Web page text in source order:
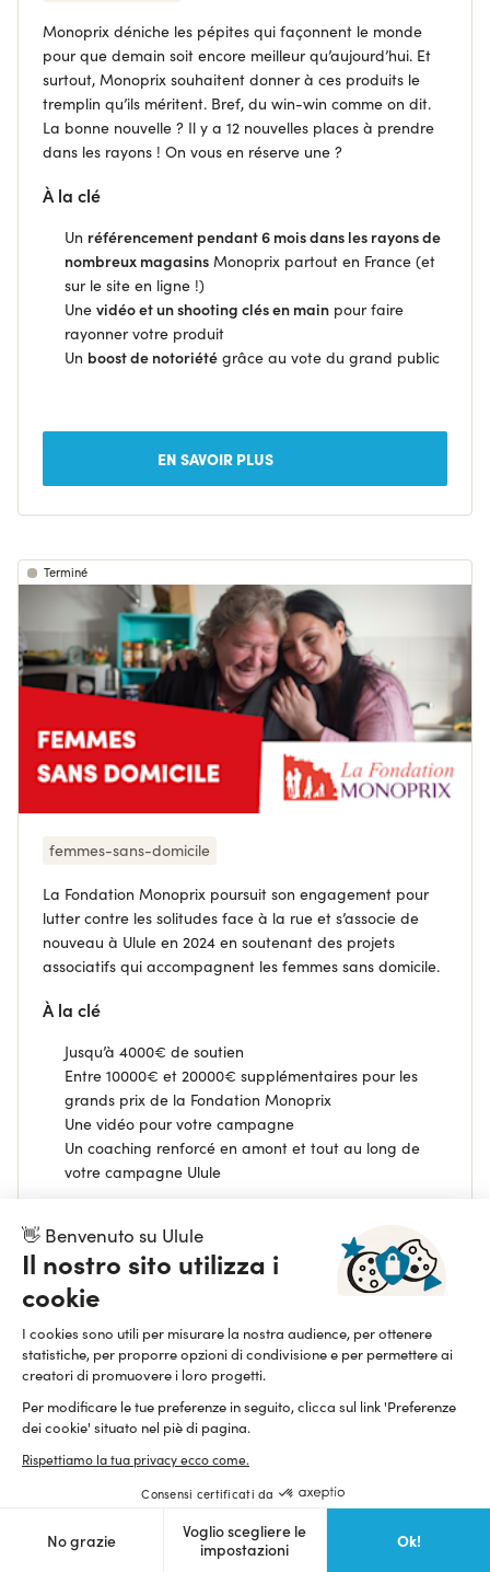
👋 Benvenuto su Ulule
Il nostro sito utilizza i
cookie
I cookies sono utili per misurare la nostra audience, per ottenere
statistiche, per proporre opzioni di condivisione e per permettere ai
creatori di promuovere i loro progetti.
Per modificare le tue preferenze in seguito, clicca sul link 'Preferenze
dei cookie' situato nel piè di pagina.
Rispettiamo la tua privacy ecco come.
Consensi certificati da
No grazie
Voglio scegliere le
impostazioni
Ok!
Monoprix déniche les pépites qui façonnent le monde
pour que demain soit encore meilleur qu’aujourd’hui. Et
surtout, Monoprix souhaitent donner à ces produits le
tremplin qu’ils méritent. Bref, du win-win comme on dit.
La bonne nouvelle ? Il y a 12 nouvelles places à prendre
dans les rayons ! On vous en réserve une ?
À la clé
Un référencement pendant 6 mois dans les rayons de
nombreux magasins Monoprix partout en France (et
sur le site en ligne !)
Une vidéo et un shooting clés en main pour faire
rayonner votre produit
Un boost de notoriété grâce au vote du grand public
EN SAVOIR PLUS
Terminé
femmes-sans-domicile
La Fondation Monoprix poursuit son engagement pour
lutter contre les solitudes face à la rue et s’associe de
nouveau à Ulule en 2024 en soutenant des projets
associatifs qui accompagnent les femmes sans domicile.
À la clé
Jusqu’à 4000€ de soutien
Entre 10000€ et 20000€ supplémentaires pour les
grands prix de la Fondation Monoprix
Une vidéo pour votre campagne
Un coaching renforcé en amont et tout au long de
votre campagne Ulule
EN SAVOIR PLUS
Terminé